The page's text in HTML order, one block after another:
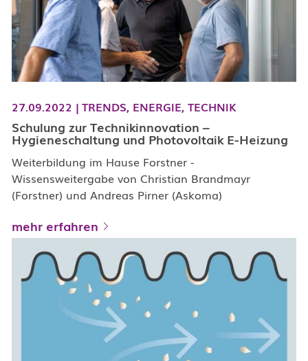
27.09.2022 | TRENDS, ENERGIE,TECHNIK
Schulung zur Technikinnovation –
Hygieneschaltung und Photovoltaik E-Heizung
Weiterbildung im Hause Forstner -
Wissensweitergabe von Christian Brandmayr
(Forstner) und Andreas Pirner (Askoma)
mehr erfahren